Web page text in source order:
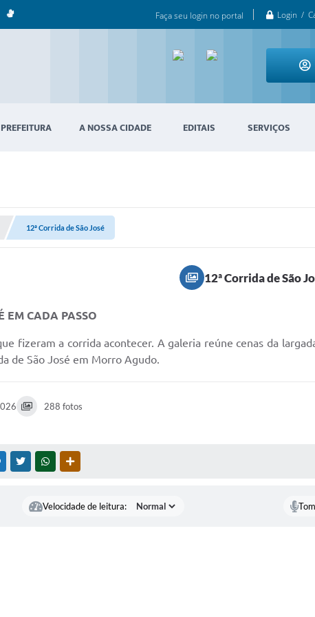
Faça seu login no portal Login /
A NOSSA CIDADE EDITAIS SERVIÇOS
12ª Corrida de São José
12ª Corrida de São
EM CADA PASSO
fizeram a corrida acontecer. A galeria reúne cenas da
de São José em Morro Agudo.
288 fotos
MESSENGER
TWITTERWHATSAPP
Velocidade de leitura: